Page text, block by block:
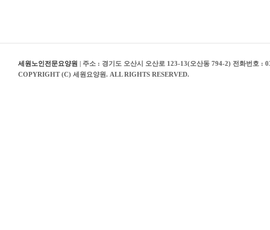
세원노인전문요양원 | 주소 : 경기도 오산시 오산로 123-13(오산동 794-2) 전화번호 :
COPYRIGHT (C) 세원요양원. ALL RIGHTS RESERVED.